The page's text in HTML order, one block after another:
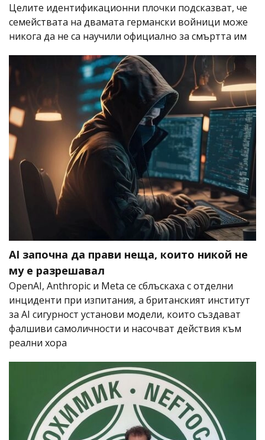
Целите идентификационни плочки подсказват, че
семействата на двамата германски войници може
никога да не са научили официално за смъртта им
AI започна да прави неща, които никой не
му е разрешавал
OpenAI, Anthropic и Meta се сблъскаха с отделни
инциденти при изпитания, а британският институт
за AI сигурност установи модели, които създават
фалшиви самоличности и насочват действия към
реални хора